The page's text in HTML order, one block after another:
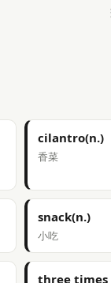
cilantro(n.)
香菜
snack(n.)
小吃
three